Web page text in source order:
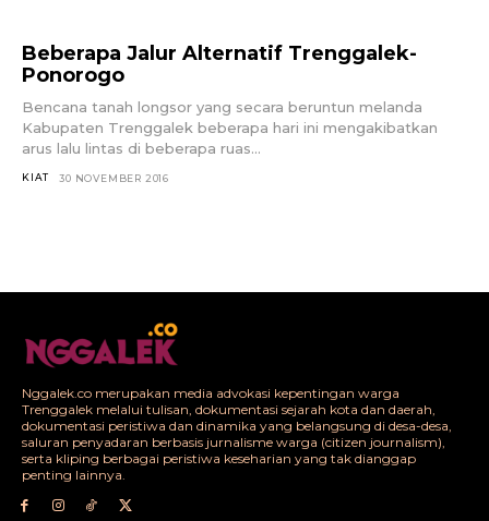
Beberapa Jalur Alternatif Trenggalek-
Ponorogo
Bencana tanah longsor yang secara beruntun melanda
Kabupaten Trenggalek beberapa hari ini mengakibatkan
arus lalu lintas di beberapa ruas...
KIAT 30 NOVEMBER 2016
Nggalek.co merupakan media advokasi kepentingan warga
Trenggalek melalui tulisan, dokumentasi sejarah kota dan daerah,
dokumentasi peristiwa dan dinamika yang belangsung di desa-desa,
saluran penyadaran berbasis jurnalisme warga (citizen journalism),
serta kliping berbagai peristiwa keseharian yang tak dianggap
penting lainnya.